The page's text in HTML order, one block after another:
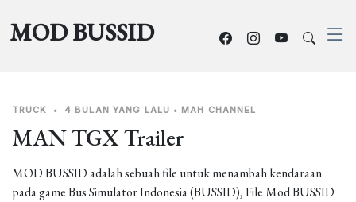
MOD BUSSID
TRUCK • 4 BULAN YANG LALU • MAH CHANNEL
MAN TGX Trailer
MOD BUSSID adalah sebuah file untuk menambah kendaraan
pada game Bus Simulator Indonesia (BUSSID), File Mod BUSSID